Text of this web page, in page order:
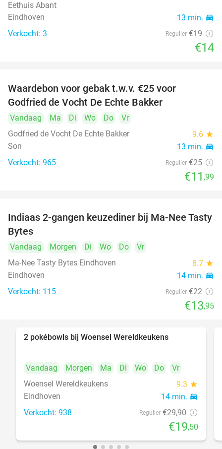
Eethuis Abant
Eindhoven
13 min. directions_car
Verkocht: 3 Regulier €19
€14
Waardebon voor gebak t.w.v. €25 voor
Godfried de Vocht De Echte Bakker
Vandaag Ma Di Wo Do
Vr
Godfried de Vocht De Echte Bakker
9.6 star
Son 13 min. directions_car
Verkocht: 965 Regulier €25
€11 ,99
37%
Indiaas 2-gangen keuzediner bij Ma-Nee Tasty
Bytes
Vandaag Morgen Di Wo Do
Vr
Ma-Nee Tasty Bytes Eindhoven
8.7 star
Eindhoven 14 min. directions_car
Verkocht: 115 Regulier €22
€13,95
2 pokébowls bij Woensel Wereldkeukens
Vandaag Morgen Ma Di Wo Do
Vr
Woensel Wereldkeukens
9.3 star
Eindhoven 14 min. directions_car
Verkocht: 938 Regulier €29,90
€19,50